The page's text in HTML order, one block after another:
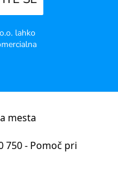
lahko
mesta
750 - Pomoč pri